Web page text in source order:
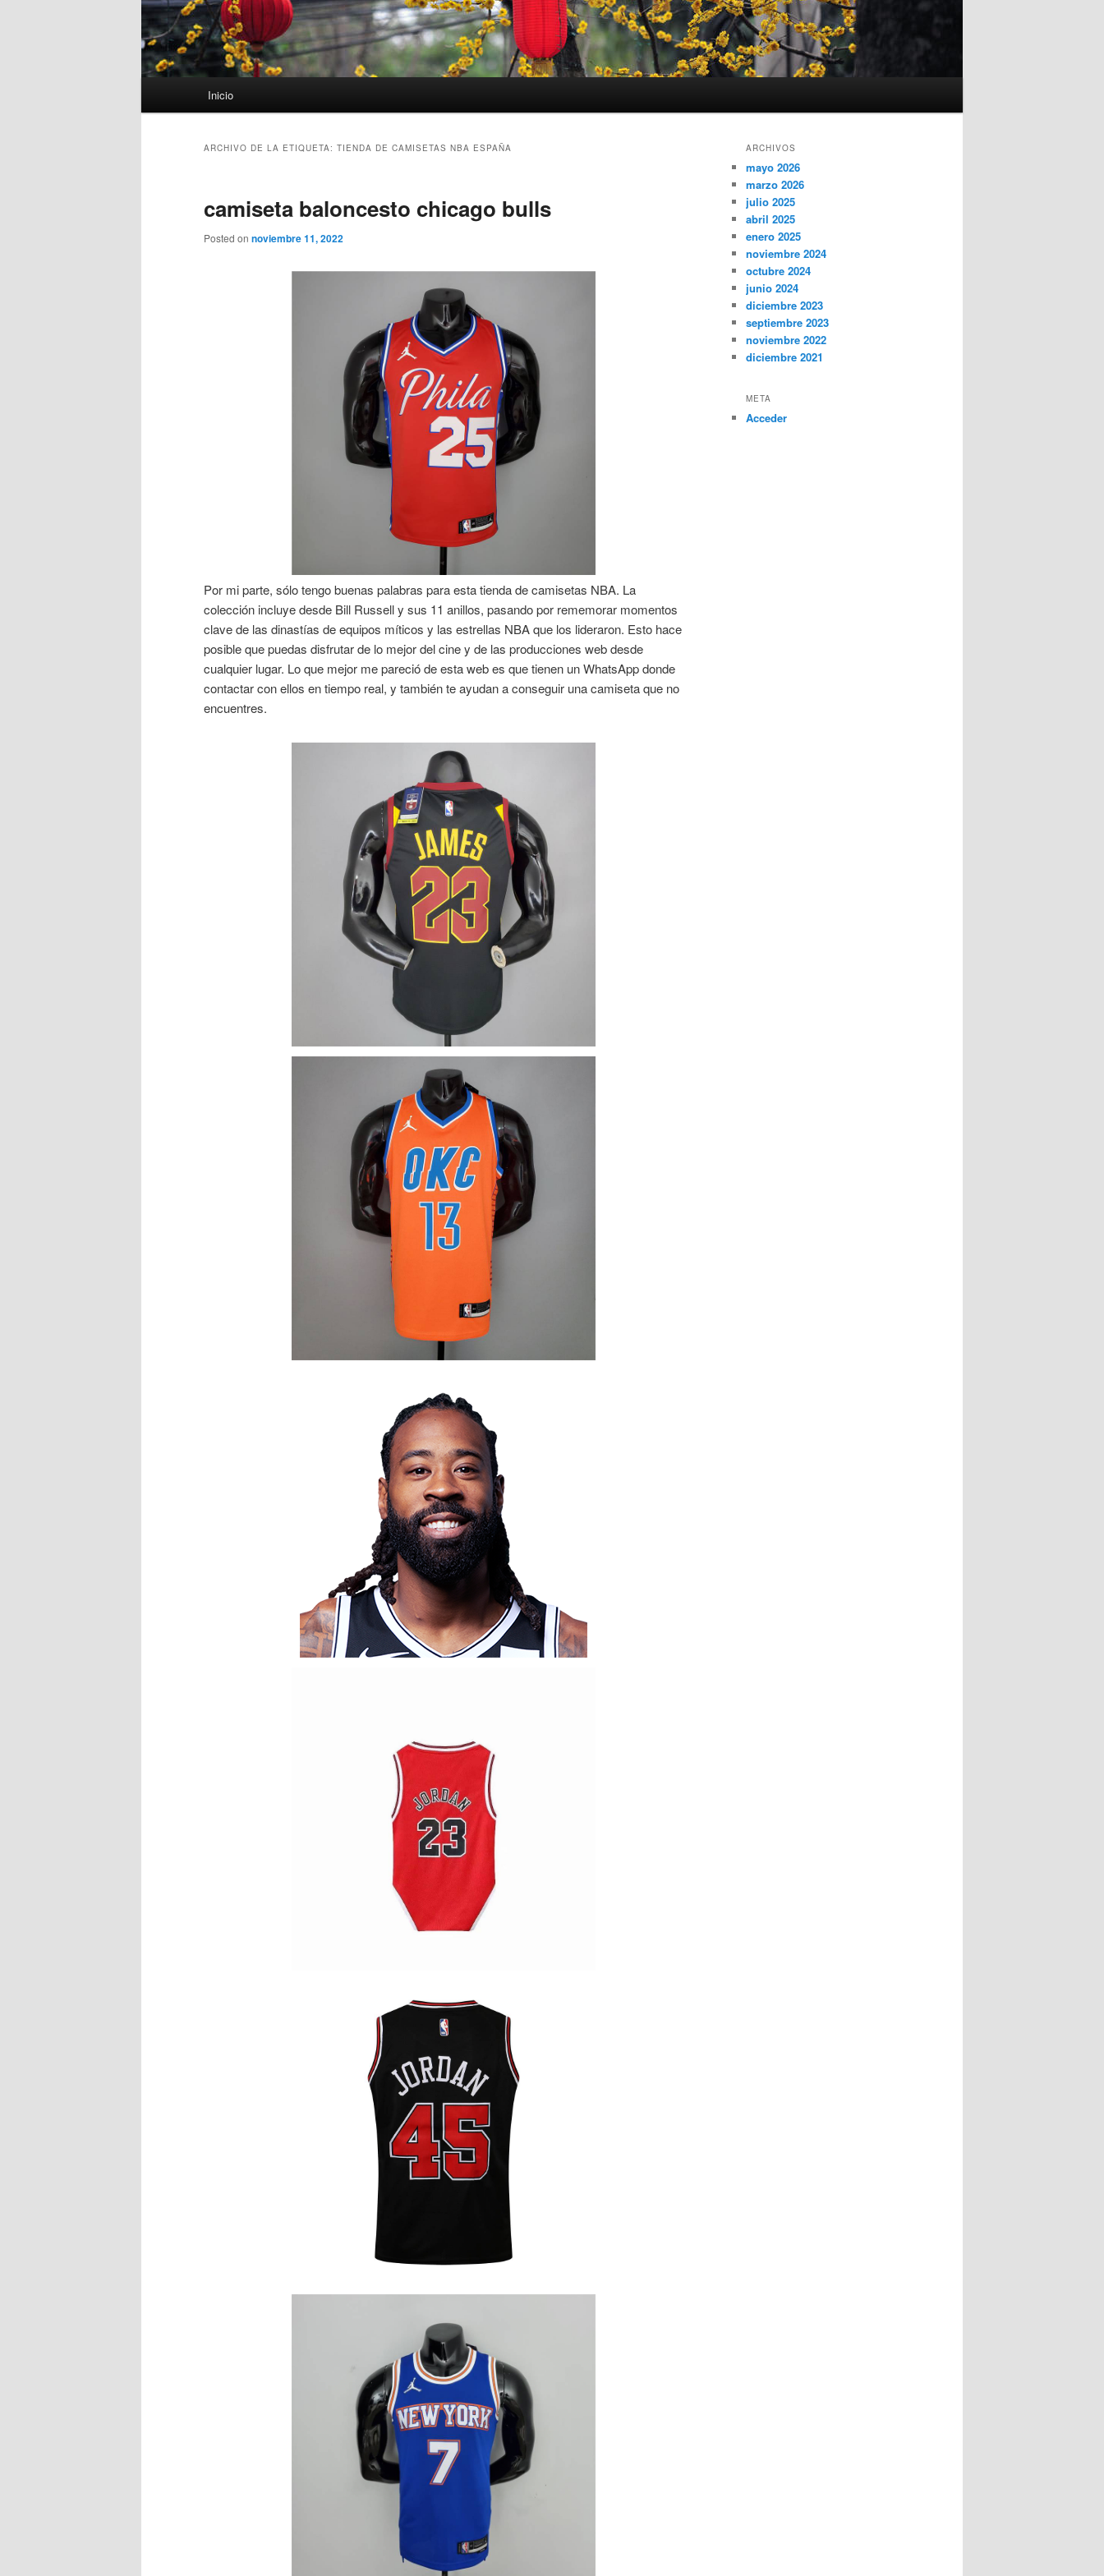
Inicio
ARCHIVO DE LA ETIQUETA: TIENDA DE CAMISETAS NBA ESPAÑA
camiseta baloncesto chicago bulls
Posted on noviembre 11, 2022
Por mi parte, sólo tengo buenas palabras para esta tienda de camisetas NBA. La
colección incluye desde Bill Russell y sus 11 anillos, pasando por rememorar momentos
clave de las dinastías de equipos míticos y las estrellas NBA que los lideraron. Esto hace
posible que puedas disfrutar de lo mejor del cine y de las producciones web desde
cualquier lugar. Lo que mejor me pareció de esta web es que tienen un WhatsApp donde
contactar con ellos en tiempo real, y también te ayudan a conseguir una camiseta que no
encuentres.
ARCHIVOS
mayo 2026
marzo 2026
julio 2025
abril 2025
enero 2025
noviembre 2024
octubre 2024
junio 2024
diciembre 2023
septiembre 2023
noviembre 2022
diciembre 2021
META
Acceder